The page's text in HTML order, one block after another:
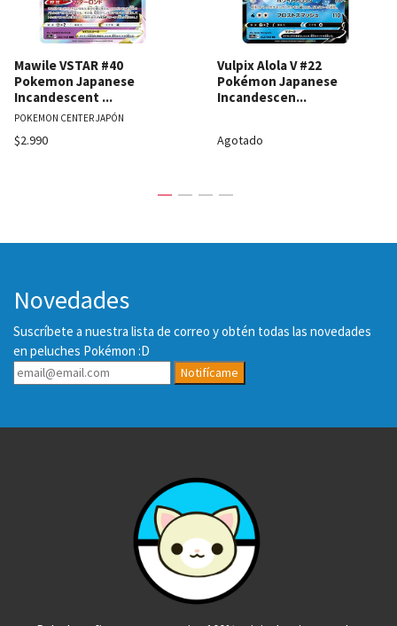
Mawile VSTAR #40
Pokemon Japanese
Incandescent ...
POKEMON CENTER JAPÓN
$2.990
Vulpix Alola V #22
Pokémon Japanese
Incandescen...
Agotado
Novedades
Suscríbete a nuestra lista de correo y obtén todas las novedades
en peluches Pokémon :D
Notifícame